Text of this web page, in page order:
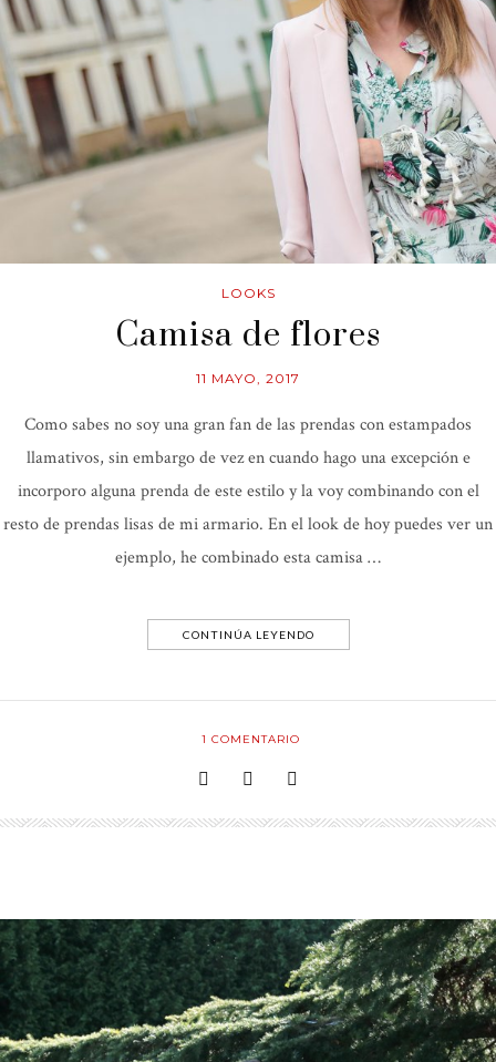
LOOKS
Camisa de flores
11 MAYO, 2017
Como sabes no soy una gran fan de las prendas con estampados
llamativos, sin embargo de vez en cuando hago una excepción e
incorporo alguna prenda de este estilo y la voy combinando con el
resto de prendas lisas de mi armario. En el look de hoy puedes ver un
ejemplo, he combinado esta camisa …
CONTINÚA LEYENDO
1 COMENTARIO